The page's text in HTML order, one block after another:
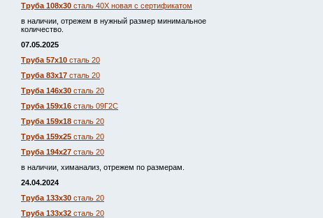
Труба 108х30 сталь 40Х новая с сертификатом
в наличии, отрежем в нужный размер минимальное
количество.
07.05.2025
Труба 57х10 сталь 20
Труба 83х17 сталь 20
Труба 146х30 сталь 20
Труба 159х16 сталь 09Г2С
Труба 159х18 сталь 20
Труба 159х25 сталь 20
Труба 194х27 сталь 20
в наличии, химанализ, отрежем по размерам.
24.04.2024
Труба 133х30 сталь 20
Труба 133х32 сталь 20